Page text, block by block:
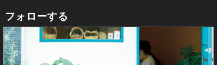
フォローする